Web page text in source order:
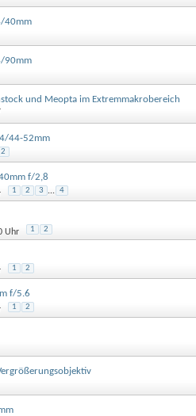
40mm
90mm
und Meopta im Extremmakrobereich
4/44-52mm
2
f/2,8
1 2 3 ... 4
Uhr 1 2
1 2
f/5.6
1 2